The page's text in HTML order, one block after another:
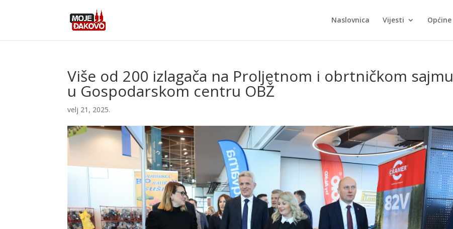
Naslovnica Vijesti Općine
Više od 200 izlagača na Proljetnom i obrtničkom sajmu
u Gospodarskom centru OBŽ
velj 21, 2025.